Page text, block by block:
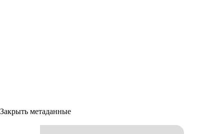
Закрыть метаданные